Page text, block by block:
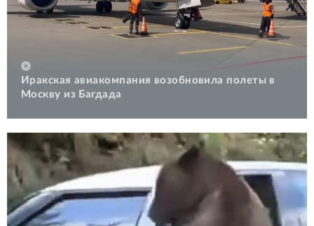
Иракская авиакомпания возобновила полеты в
Москву из Багдада